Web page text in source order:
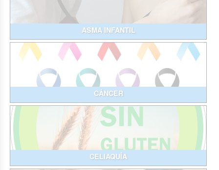
ASMA INFANTIL
CÁNCER
CELIAQUÍA